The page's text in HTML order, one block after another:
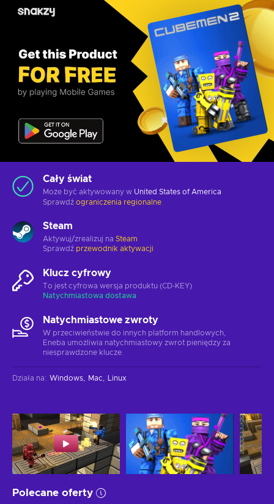
Cały świat
Może być aktywowany w United States of America
Sprawdź ograniczenia regionalne
Steam
Aktywuj/zrealizuj na Steam
Sprawdź przewodnik aktywacji
Klucz cyfrowy
To jest cyfrowa wersja produktu (CD-KEY)
Natychmiastowa dostawa
Natychmiastowe zwroty
W przeciwieństwie do innych platform handlowych,
Eneba umożliwia natychmiastowy zwrot pieniędzy za
niesprawdzone klucze.
Działa na: Windows Mac Linux
Polecane oferty